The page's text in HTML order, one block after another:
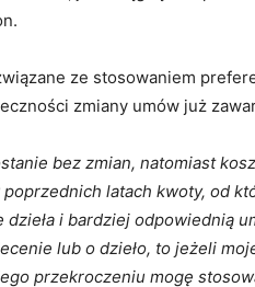
ze stosowaniem
zmiany umów już
bez zmian, natomiast
latach kwoty, od
dzieła i bardziej odpowiednią
lub o dzieło, to jeżeli
przekroczeniu mogę